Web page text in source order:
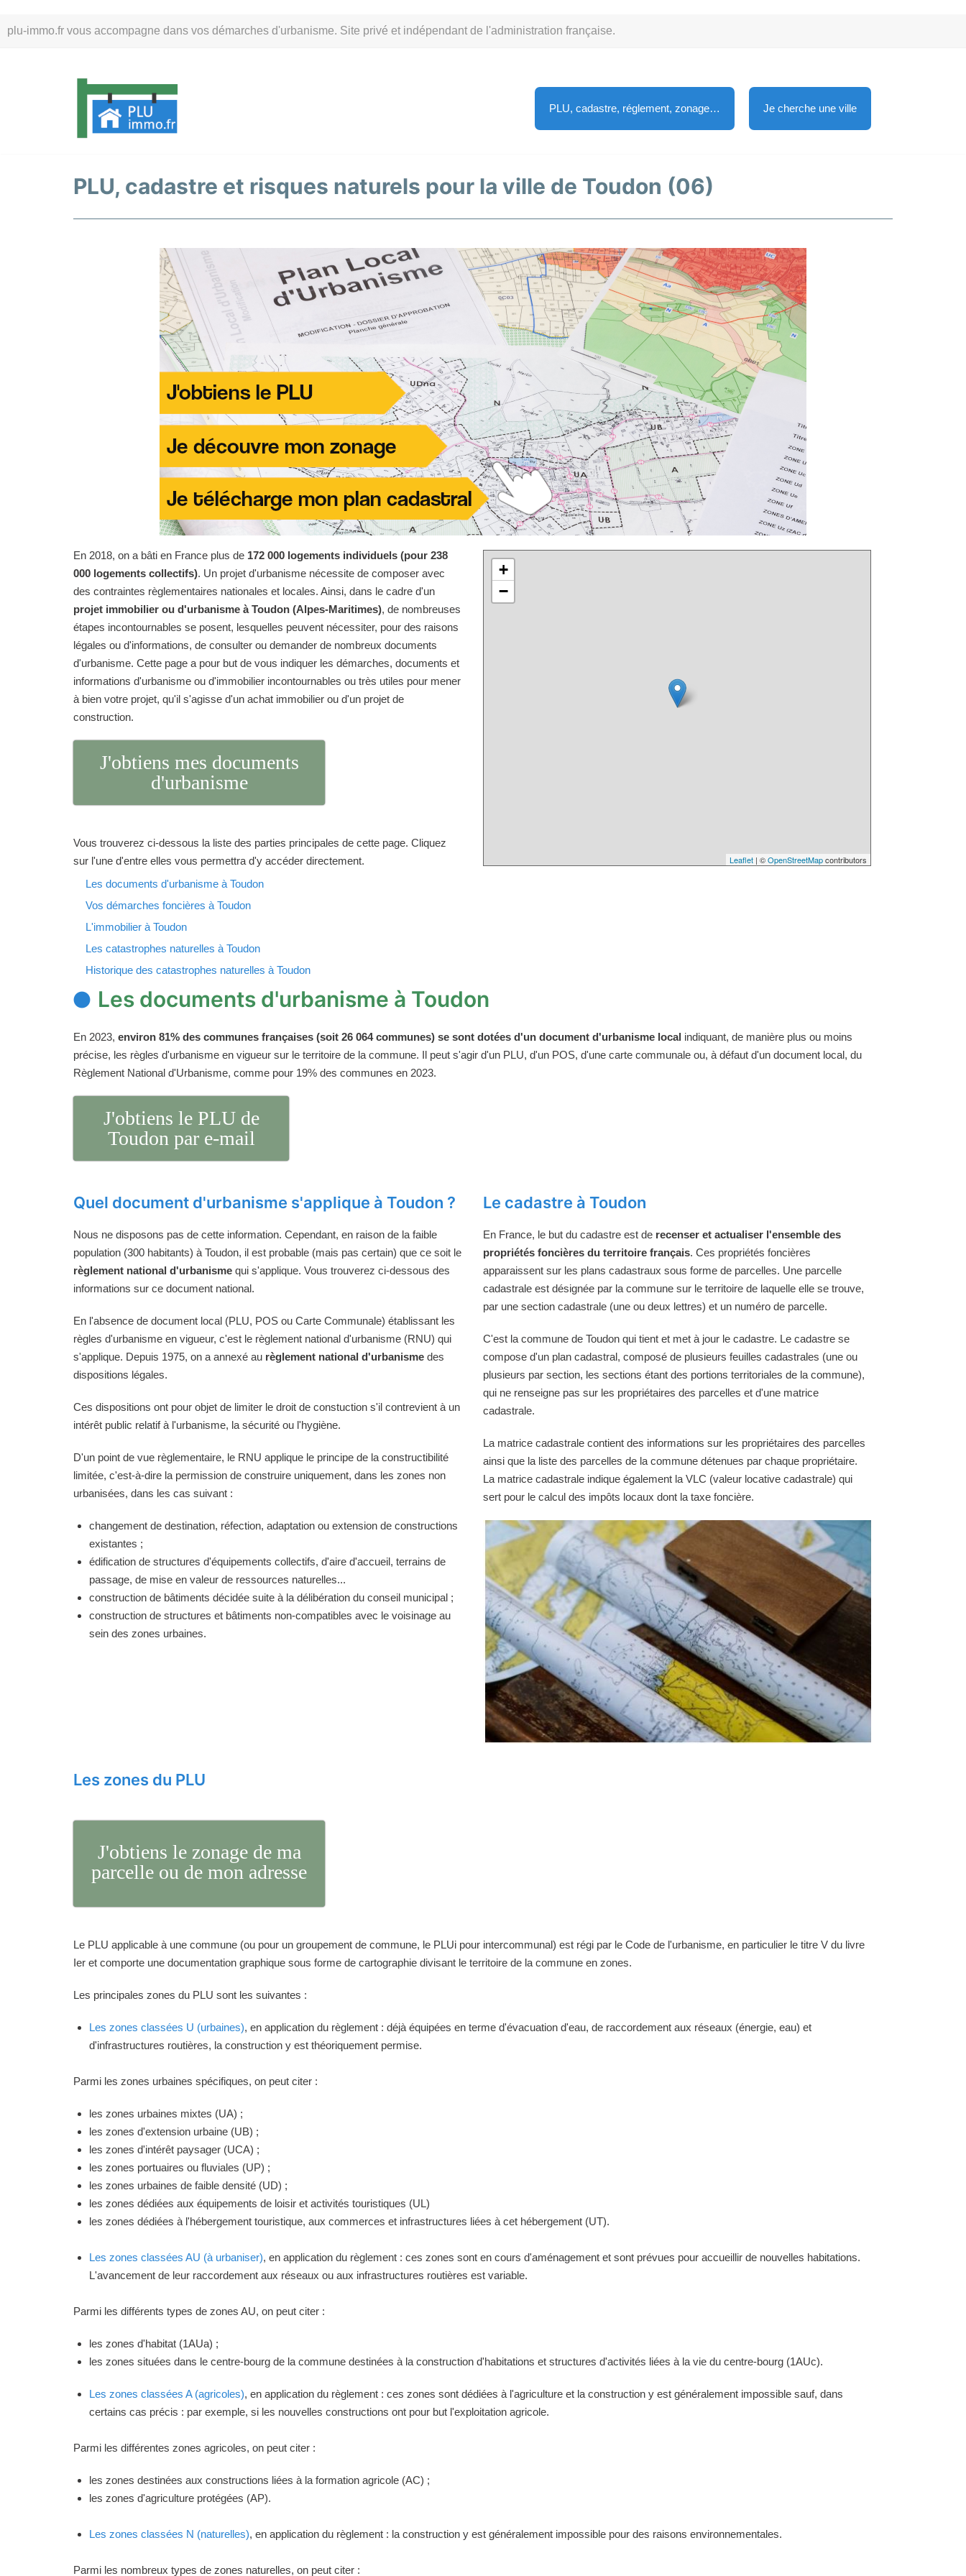
plu-immo.fr vous accompagne dans vos démarches d'urbanisme. Site privé et indépendant de l'administration française.
au
PLU, cadastre, réglement, zonage… Je cherche une ville
PLU, cadastre et risques naturels pour la ville de Toudon (06)
En 2018, on a bâti en France plus de 172 000 logements individuels (pour 238
000 logements collectifs). Un projet d'urbanisme nécessite de composer avec
des contraintes règlementaires nationales et locales. Ainsi, dans le cadre d'un
projet immobilier ou d'urbanisme à Toudon (Alpes-Maritimes), de nombreuses
étapes incontournables se posent, lesquelles peuvent nécessiter, pour des raisons
légales ou d'informations, de consulter ou demander de nombreux documents
d'urbanisme. Cette page a pour but de vous indiquer les démarches, documents et
informations d'urbanisme ou d'immobilier incontournables ou très utiles pour mener
à bien votre projet, qu'il s'agisse d'un achat immobilier ou d'un projet de
construction.
J'obtiens mes documents
d'urbanisme
Vous trouverez ci-dessous la liste des parties principales de cette page. Cliquez
sur l'une d'entre elles vous permettra d'y accéder directement.
Les documents d'urbanisme à Toudon
Vos démarches foncières à Toudon
L'immobilier à Toudon
Les catastrophes naturelles à Toudon
Historique des catastrophes naturelles à Toudon
+
−
Leaflet | ©OpenStreetMapcontributors
Les documents d'urbanisme à Toudon
En 2023, environ 81% des communes françaises (soit 26 064 communes) se sont dotées d'un document d'urbanisme local indiquant, de manière plus ou moins
précise, les règles d'urbanisme en vigueur sur le territoire de la commune. Il peut s'agir d'un PLU, d'un POS, d'une carte communale ou, à défaut d'un document local, du
Règlement National d'Urbanisme, comme pour 19% des communes en 2023.
J'obtiens le PLU de
Toudon par e-mail
Quel document d'urbanisme s'applique à Toudon ?
Nous ne disposons pas de cette information. Cependant, en raison de la faible
population (300 habitants) à Toudon, il est probable (mais pas certain) que ce soit le
règlement national d'urbanisme qui s'applique. Vous trouverez ci-dessous des
informations sur ce document national.
En l'absence de document local (PLU, POS ou Carte Communale) établissant les
règles d'urbanisme en vigueur, c'est le règlement national d'urbanisme (RNU) qui
s'applique. Depuis 1975, on a annexé au règlement national d'urbanisme des
dispositions légales.
Ces dispositions ont pour objet de limiter le droit de constuction s'il contrevient à un
intérêt public relatif à l'urbanisme, la sécurité ou l'hygiène.
D'un point de vue règlementaire, le RNU applique le principe de la constructibilité
limitée, c'est-à-dire la permission de construire uniquement, dans les zones non
urbanisées, dans les cas suivant :
changement de destination, réfection, adaptation ou extension de constructions
existantes ;
édification de structures d'équipements collectifs, d'aire d'accueil, terrains de
passage, de mise en valeur de ressources naturelles...
construction de bâtiments décidée suite à la délibération du conseil municipal ;
construction de structures et bâtiments non-compatibles avec le voisinage au
sein des zones urbaines.
Le cadastre à Toudon
En France, le but du cadastre est de recenser et actualiser l'ensemble des
propriétés foncières du territoire français. Ces propriétés foncières
apparaissent sur les plans cadastraux sous forme de parcelles. Une parcelle
cadastrale est désignée par la commune sur le territoire de laquelle elle se trouve,
par une section cadastrale (une ou deux lettres) et un numéro de parcelle.
C'est la commune de Toudon qui tient et met à jour le cadastre. Le cadastre se
compose d'un plan cadastral, composé de plusieurs feuilles cadastrales (une ou
plusieurs par section, les sections étant des portions territoriales de la commune),
qui ne renseigne pas sur les propriétaires des parcelles et d'une matrice
cadastrale.
La matrice cadastrale contient des informations sur les propriétaires des parcelles
ainsi que la liste des parcelles de la commune détenues par chaque propriétaire.
La matrice cadastrale indique également la VLC (valeur locative cadastrale) qui
sert pour le calcul des impôts locaux dont la taxe foncière.
Les zones du PLU
J'obtiens le zonage de ma
parcelle ou de mon adresse
Le PLU applicable à une commune (ou pour un groupement de commune, le PLUi pour intercommunal) est régi par le Code de l'urbanisme, en particulier le titre V du livre
Ier et comporte une documentation graphique sous forme de cartographie divisant le territoire de la commune en zones.
Les principales zones du PLU sont les suivantes :
Les zones classées U (urbaines), en application du règlement : déjà équipées en terme d'évacuation d'eau, de raccordement aux réseaux (énergie, eau) et
d'infrastructures routières, la construction y est théoriquement permise.
Parmi les zones urbaines spécifiques, on peut citer :
les zones urbaines mixtes (UA) ;
les zones d'extension urbaine (UB) ;
les zones d'intérêt paysager (UCA) ;
les zones portuaires ou fluviales (UP) ;
les zones urbaines de faible densité (UD) ;
les zones dédiées aux équipements de loisir et activités touristiques (UL)
les zones dédiées à l'hébergement touristique, aux commerces et infrastructures liées à cet hébergement (UT).
Les zones classées AU (à urbaniser), en application du règlement : ces zones sont en cours d'aménagement et sont prévues pour accueillir de nouvelles habitations.
L'avancement de leur raccordement aux réseaux ou aux infrastructures routières est variable.
Parmi les différents types de zones AU, on peut citer :
les zones d'habitat (1AUa) ;
les zones situées dans le centre-bourg de la commune destinées à la construction d'habitations et structures d'activités liées à la vie du centre-bourg (1AUc).
Les zones classées A (agricoles), en application du règlement : ces zones sont dédiées à l'agriculture et la construction y est généralement impossible sauf, dans
certains cas précis : par exemple, si les nouvelles constructions ont pour but l'exploitation agricole.
Parmi les différentes zones agricoles, on peut citer :
les zones destinées aux constructions liées à la formation agricole (AC) ;
les zones d'agriculture protégées (AP).
Les zones classées N (naturelles), en application du règlement : la construction y est généralement impossible pour des raisons environnementales.
Parmi les nombreux types de zones naturelles, on peut citer :